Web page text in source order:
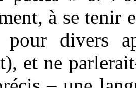
à se tenir
pour divers
et ne